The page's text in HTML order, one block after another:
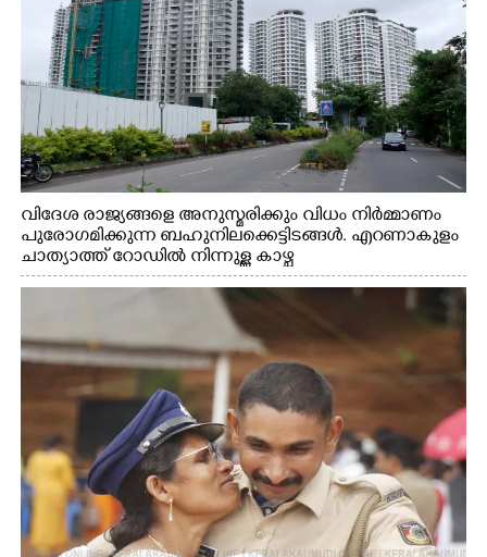
വിദേശ രാജ്യങ്ങളെ അനുസ്മരിക്കും വിധം നിർമ്മാണം
പുരോഗമിക്കുന്ന ബഹുനിലക്കെട്ടിടങ്ങൾ. എറണാകുളം
ചാത്യാത്ത് റോഡിൽ നിന്നുള്ള കാഴ്ച